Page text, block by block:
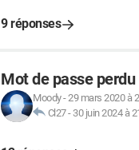
9 réponses
Mot de passe
Moody-29 mars 2020 à
Cl27- 30 juin 2024 à